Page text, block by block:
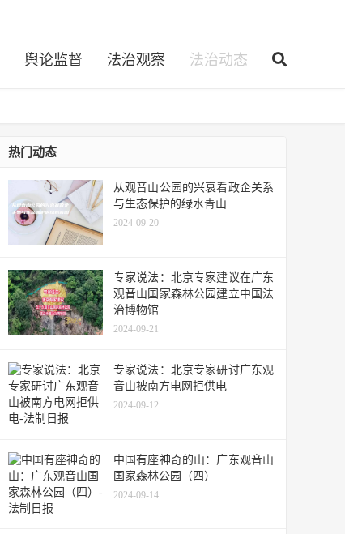
舆论监督 法治观察 法治动态
热门动态
从观音山公园的兴衰看政企关系
与生态保护的绿水青山
2024-09-20
专家说法：北京专家建议在广东
观音山国家森林公园建立中国法
治博物馆
2024-09-21
专家说法：北京专家研讨广东观
音山被南方电网拒供电
2024-09-12
中国有座神奇的山：广东观音山
国家森林公园（四）
2024-09-14